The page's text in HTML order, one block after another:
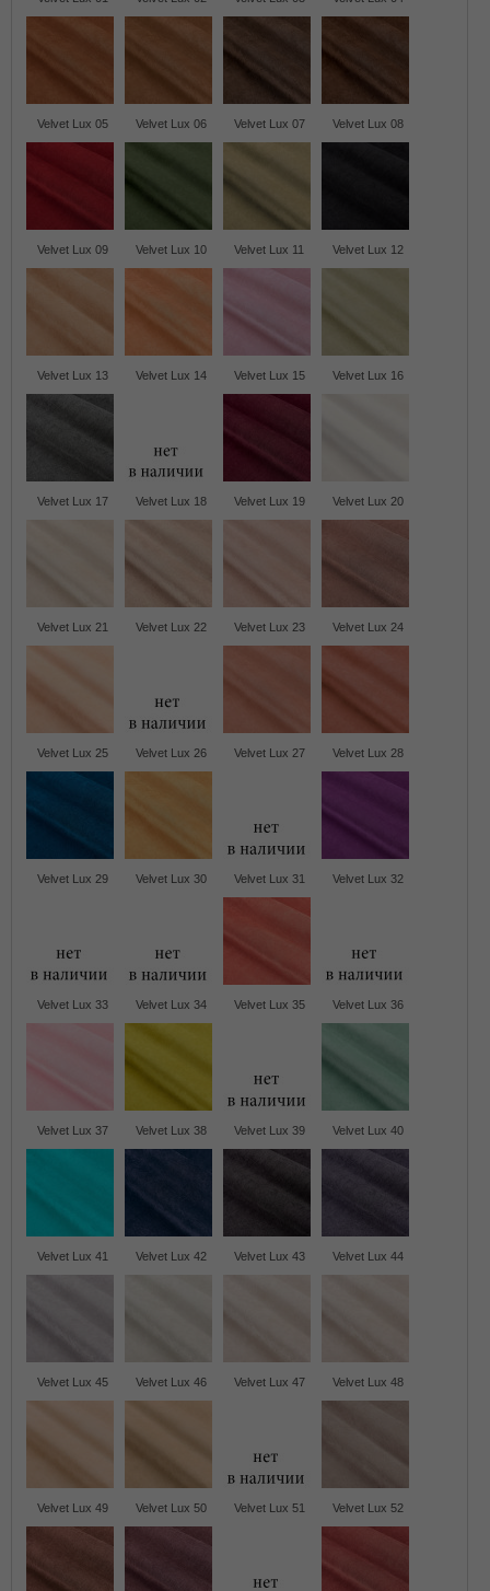
Velvet Lux 05 Velvet Lux 06 Velvet Lux 07 Velvet Lux 08
Velvet Lux 09 Velvet Lux 10 Velvet Lux 11 Velvet Lux 12
Velvet Lux 13 Velvet Lux 14 Velvet Lux 15 Velvet Lux 16
Velvet Lux 17 Velvet Lux 18 Velvet Lux 19 Velvet Lux 20
Velvet Lux 21 Velvet Lux 22 Velvet Lux 23 Velvet Lux 24
Velvet Lux 25 Velvet Lux 26 Velvet Lux 27 Velvet Lux 28
Velvet Lux 29 Velvet Lux 30 Velvet Lux 31 Velvet Lux 32
Velvet Lux 33 Velvet Lux 34 Velvet Lux 35 Velvet Lux 36
Velvet Lux 37 Velvet Lux 38 Velvet Lux 39 Velvet Lux 40
Velvet Lux 41 Velvet Lux 42 Velvet Lux 43 Velvet Lux 44
Velvet Lux 45 Velvet Lux 46 Velvet Lux 47 Velvet Lux 48
Velvet Lux 49 Velvet Lux 50 Velvet Lux 51 Velvet Lux 52